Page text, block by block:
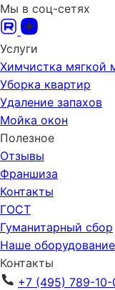
Мы в соц-сетях
Услуги
Химчистка мягкой
Уборка квартир
Удаление запахов
Мойка окон
Полезное
Отзывы
Франшиза
Контакты
ГОСТ
Гуманитарный сбор
Наше оборудование
Контакты
+7 (495) 789-10-